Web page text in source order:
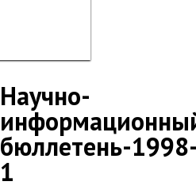
Научно-
бюллетень-
1